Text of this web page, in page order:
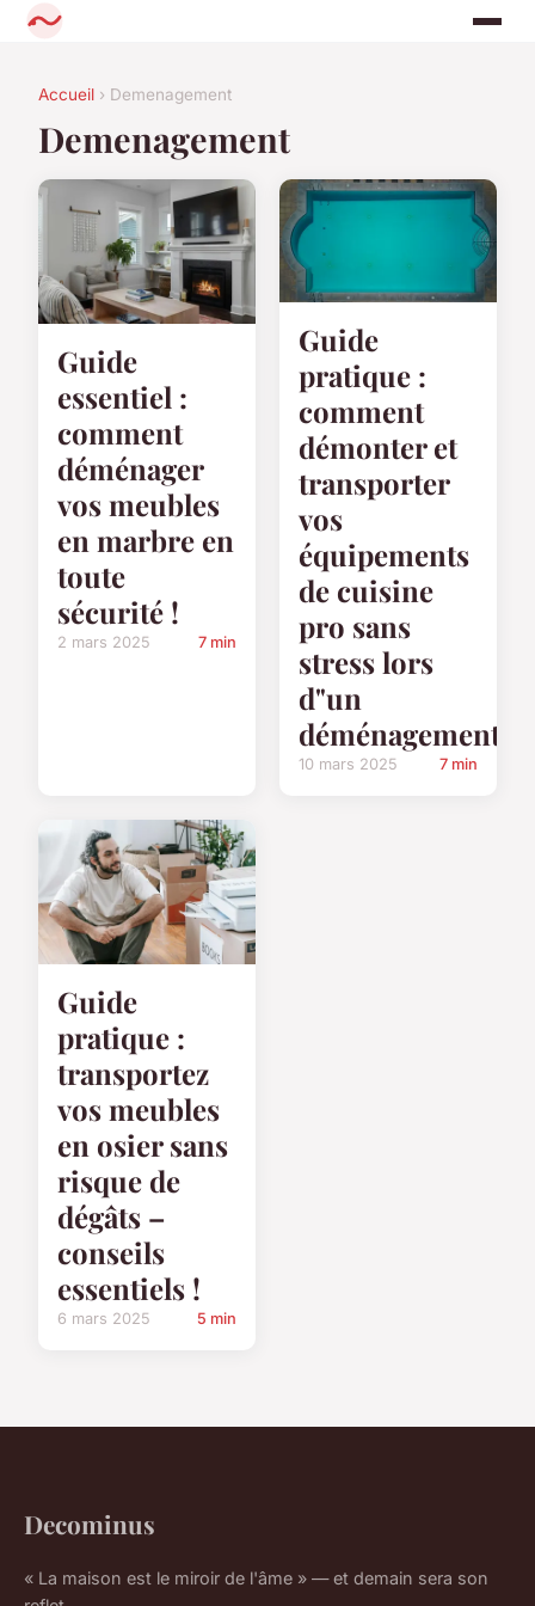
Accueil › Demenagement
Demenagement
Guide
essentiel :
comment
déménager
vos meubles
en marbre en
toute
sécurité !
2 mars 2025 7 min
Guide
pratique :
comment
démonter et
transporter
vos
équipements
de cuisine
pro sans
stress lors
d"un
déménagement
10 mars 2025 7 min
Guide
pratique :
transportez
vos meubles
en osier sans
risque de
dégâts –
conseils
essentiels !
6 mars 2025 5 min
Decominus
« La maison est le miroir de l'âme » — et demain sera son